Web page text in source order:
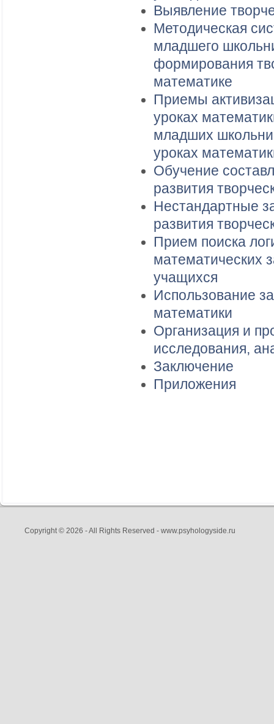
Выявление
Методическая
младшего
формирования
математике
Приемы
уроках
младших
уроках
Обучение
развития
Нестандартные
развития
Прием поиска
математических
учащихся
Использование
математики
Организация и
исследования,
Заключение
Приложения
Copyright © 2026 - All Rights Reserved - www.psyhologyside.ru